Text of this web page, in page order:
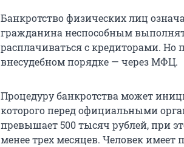
Банкротство физических лиц
гражданина неспособным
расплачиваться с кредиторами. Но
внесудебном порядке — через МФЦ.
Процедуру банкротства может
которого перед официальными
превышает 500 тысяч рублей, при
менее трех месяцев. Человек имеет